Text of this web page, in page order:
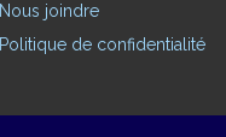
Nous joindre
Politique de confidentialité